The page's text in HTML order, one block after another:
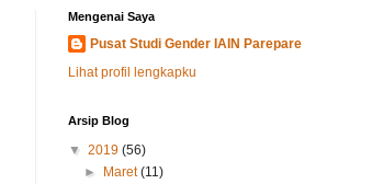
Mengenai Saya
Pusat Studi Gender IAIN Parepare
Lihat profil lengkapku
Arsip Blog
▼ 2019 (56)
►
Maret(11)